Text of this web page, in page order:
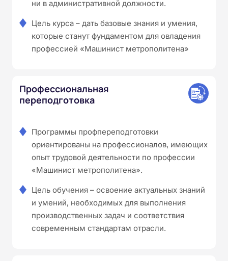
ни в административной должности.
Цель курса – дать базовые знания и умения,
которые станут фундаментом для овладения
профессией «Машинист метрополитена»
Профессиональная
переподготовка
Программы профпереподготовки
ориентированы на профессионалов, имеющих
опыт трудовой деятельности по профессии
«Машинист метрополитена».
Цель обучения – освоение актуальных знаний
и умений, необходимых для выполнения
производственных задач и соответствия
современным стандартам отрасли.